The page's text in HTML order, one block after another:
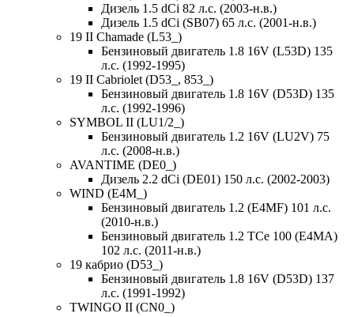
Дизель 1.5 dCi 82 л.с. (2003-н.в.)
Дизель 1.5 dCi (SB07) 65 л.с. (2001-н.в.)
19 II Chamade (L53_)
Бензиновый двигатель 1.8 16V (L53D) 135
л.с. (1992-1995)
19 II Cabriolet (D53_, 853_)
Бензиновый двигатель 1.8 16V (D53D) 135
л.с. (1992-1996)
SYMBOL II (LU1/2_)
Бензиновый двигатель 1.2 16V (LU2V) 75
л.с. (2008-н.в.)
AVANTIME (DE0_)
Дизель 2.2 dCi (DE01) 150 л.с. (2002-2003)
WIND (E4M_)
Бензиновый двигатель 1.2 (E4MF) 101 л.с.
(2010-н.в.)
Бензиновый двигатель 1.2 TCe 100 (E4MA)
102 л.с. (2011-н.в.)
19 кабрио (D53_)
Бензиновый двигатель 1.8 16V (D53D) 137
л.с. (1991-1992)
TWINGO II (CN0_)